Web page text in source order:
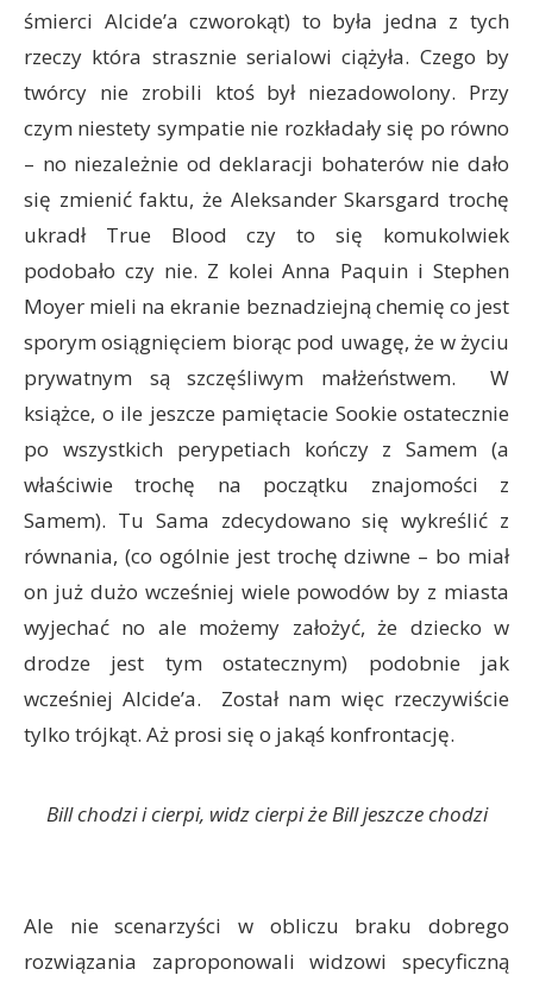
śmierci Alcide’a czworokąt) to była jedna z tych
rzeczy która strasznie serialowi ciążyła. Czego by
twórcy nie zrobili ktoś był niezadowolony. Przy
czym niestety sympatie nie rozkładały się po równo
– no niezależnie od deklaracji bohaterów nie dało
się zmienić faktu, że Aleksander Skarsgard trochę
ukradł True Blood czy to się komukolwiek
podobało czy nie. Z kolei Anna Paquin i Stephen
Moyer mieli na ekranie beznadziejną chemię co jest
sporym osiągnięciem biorąc pod uwagę, że w życiu
prywatnym są szczęśliwym małżeństwem. W
książce, o ile jeszcze pamiętacie Sookie ostatecznie
po wszystkich perypetiach kończy z Samem (a
właściwie trochę na początku znajomości z
Samem). Tu Sama zdecydowano się wykreślić z
równania, (co ogólnie jest trochę dziwne – bo miał
on już dużo wcześniej wiele powodów by z miasta
wyjechać no ale możemy założyć, że dziecko w
drodze jest tym ostatecznym) podobnie jak
wcześniej Alcide’a. Został nam więc rzeczywiście
tylko trójkąt. Aż prosi się o jakąś konfrontację.
Bill chodzi i cierpi, widz cierpi że Bill jeszcze chodzi
Ale nie scenarzyści w obliczu braku dobrego
rozwiązania zaproponowali widzowi specyficzną